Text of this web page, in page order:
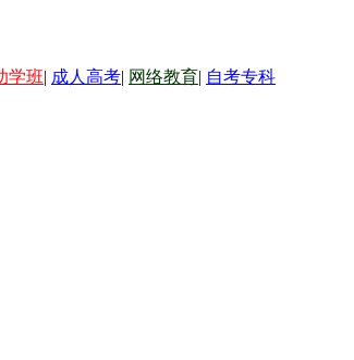
学班| 成人高考| 网络教育| 自考专科